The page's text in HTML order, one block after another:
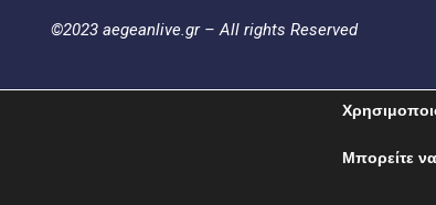
©2023 aegeanlive.gr – All rights Reserved
Μπορείτε